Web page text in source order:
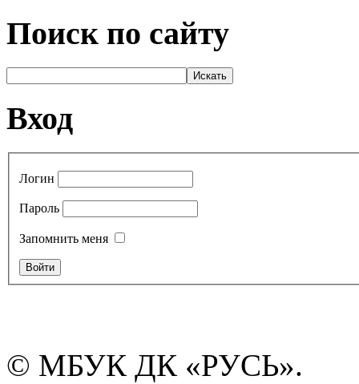
Поиск по сайту
Вход
Логин
Пароль
Запомнить меня
© МБУК ДК «РУСЬ».